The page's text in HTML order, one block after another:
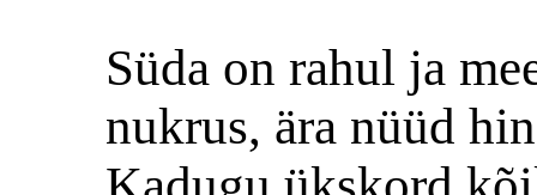
Süda on rahul ja
nukrus, ära nüüd